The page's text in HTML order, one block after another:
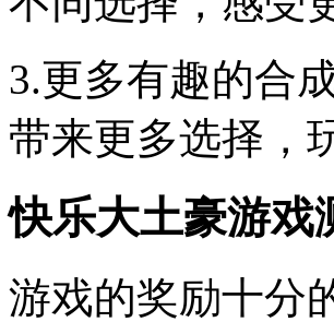
3.更多有趣的合
带来更多选择，
快乐大土豪游戏
游戏的奖励十分